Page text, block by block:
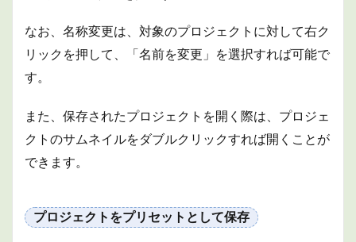
なお、名称変更は、対象のプロジェクトに対して右ク
リックを押して、「名前を変更」を選択すれば可能で
す。
また、保存されたプロジェクトを開く際は、プロジェ
クトのサムネイルをダブルクリックすれば開くことが
できます。
プロジェクトをプリセットとして保存